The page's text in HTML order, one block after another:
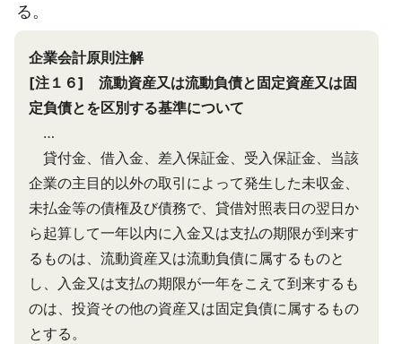
る。
企業会計原則注解
[注１６] 流動資産又は流動負債と固定資産又は固
定負債とを区別する基準について
…
貸付金、借入金、差入保証金、受入保証金、当該
企業の主目的以外の取引によって発生した未収金、
未払金等の債権及び債務で、貸借対照表日の翌日か
ら起算して一年以内に入金又は支払の期限が到来す
るものは、流動資産又は流動負債に属するものと
し、入金又は支払の期限が一年をこえて到来するも
のは、投資その他の資産又は固定負債に属するもの
とする。